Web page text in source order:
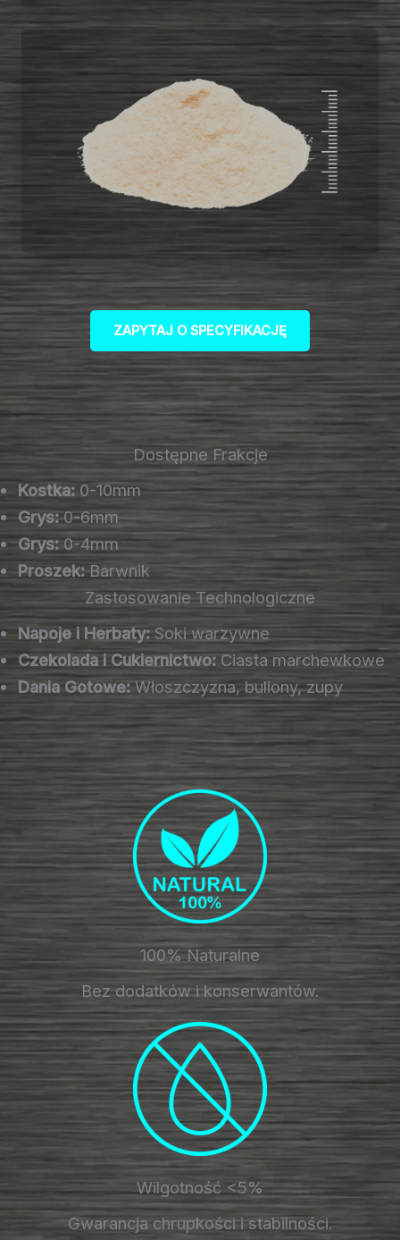
ZAPYTAJ O SPECYFIKACJĘ
Dostępne Frakcje
Kostka: 0-10mm
Grys:0-6mm
Grys:0-4mm
Proszek: Barwnik
Zastosowanie Technologiczne
Napoje i Herbaty: Soki warzywne
Czekolada i Cukiernictwo: Ciasta marchewkowe
Dania Gotowe:Włoszczyzna, buliony, zupy
100% Naturalne
Bez dodatków i konserwantów.
Wilgotność <5%
Gwarancja chrupkości i stabilności.